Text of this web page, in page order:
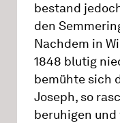
bestand
den
Nachdem in
1848 blutig
bemühte sich
Joseph, so
beruhigen